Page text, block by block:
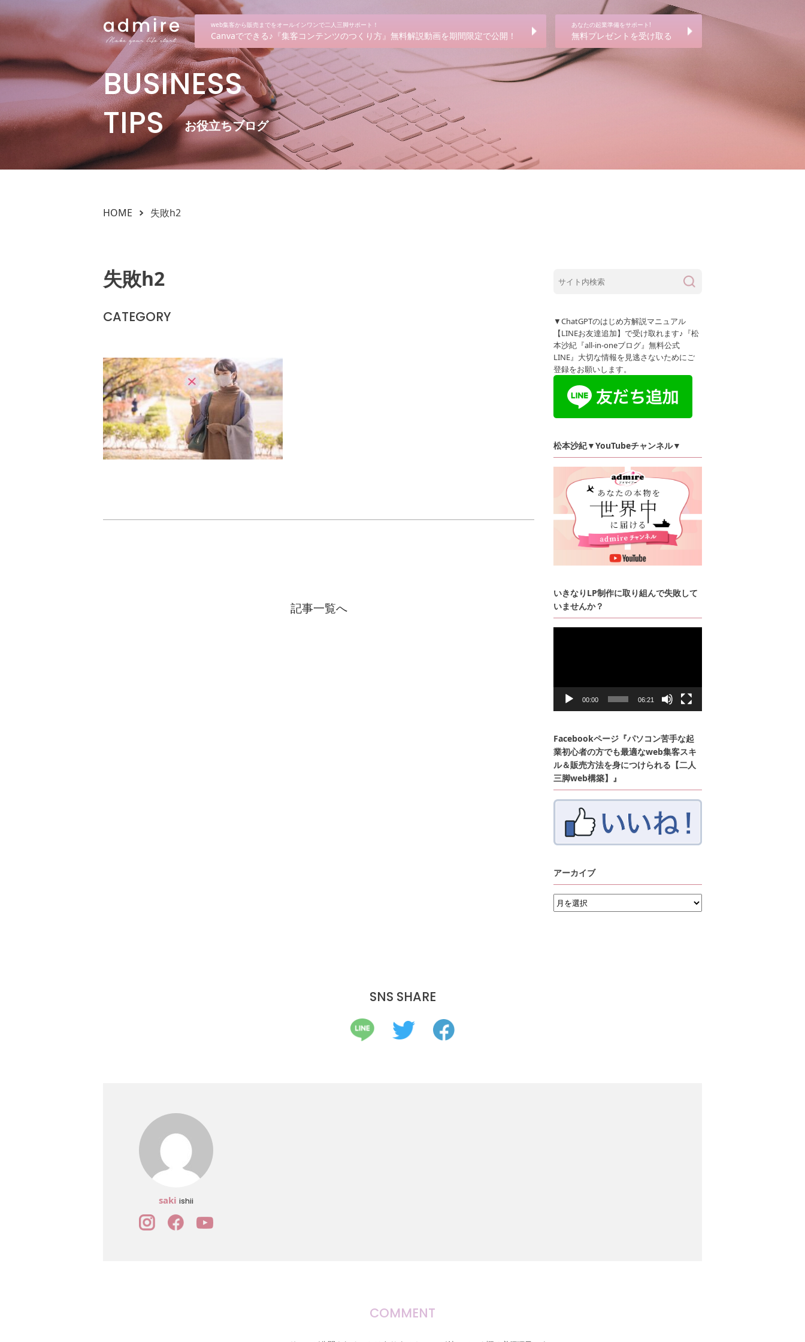
web集客から販売までをオールインワンで二人三脚サポート！
Canvaでできる♪『集客コンテンツのつくり方』無料解説動画を期間限定で公開！
あなたの起業準備をサポート!
無料プレゼントを受け取る
BUSINESS
TIPS
お役立ちブログ
HOME 失敗h2
失敗h2
CATEGORY
記事一覧へ
▼ChatGPTのはじめ方解説マニュアル
【LINEお友達追加】で受け取れます♪『松
本沙紀『all-in-oneブログ』無料公式
LINE』大切な情報を見逃さないためにご
登録をお願いします。
松本沙紀▼YouTubeチャンネル▼
いきなりLP制作に取り組んで失敗して
いませんか？
動
00:00 06:21
Facebookページ『パソコン苦手な起
業初心者の方でも最適なweb集客スキ
ル＆販売方法を身につけられる【二人
三脚web構築】』
アーカイブ
ア
ー
カ
SNS SHARE
saki ishii
COMMENT